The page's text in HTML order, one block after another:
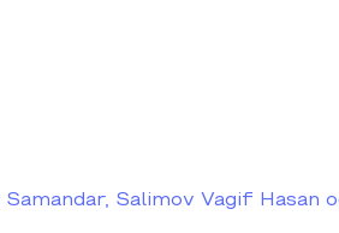
Salimov Vagif Hasan